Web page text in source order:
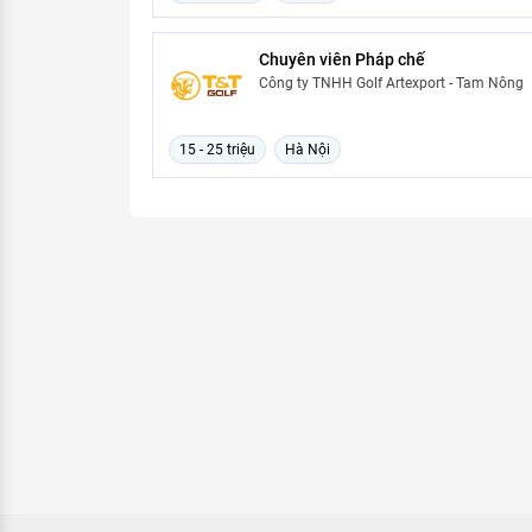
Chuyên viên Pháp chế
Công ty TNHH Golf Artexport - Tam Nông
15 - 25 triệu Hà Nội